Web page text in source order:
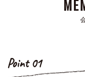
Point 01